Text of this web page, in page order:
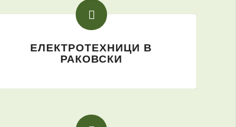
ЕЛЕКТРОТЕХНИЦИ В
РАКОВСКИ